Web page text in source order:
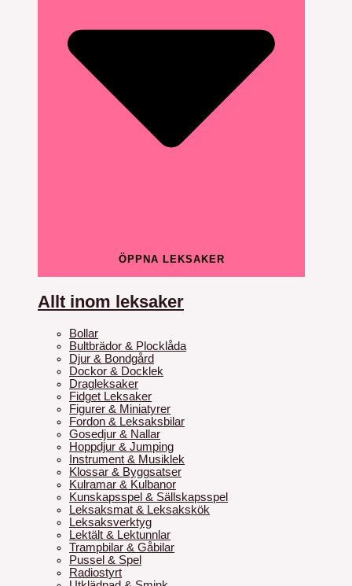
ÖPPNA LEKSAKER
Allt inom leksaker
Bollar
Bultbrädor & Plocklåda
Djur & Bondgård
Dockor & Docklek
Dragleksaker
Fidget Leksaker
Figurer & Miniatyrer
Fordon & Leksaksbilar
Gosedjur & Nallar
Hoppdjur & Jumping
Instrument & Musiklek
Klossar & Byggsatser
Kulramar & Kulbanor
Kunskapsspel & Sällskapsspel
Leksaksmat & Leksakskök
Leksaksverktyg
Lektält & Lektunnlar
Trampbilar & Gåbilar
Pussel & Spel
Radiostyrt